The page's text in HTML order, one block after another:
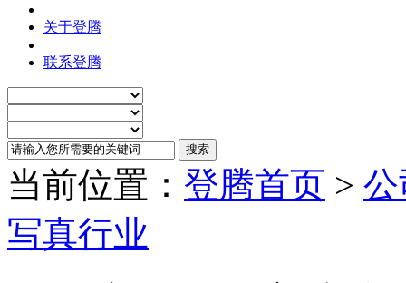
关于登腾
联系登腾
当前位置： 登腾首页 >
写真行业